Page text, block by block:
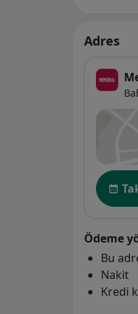
Adres
Ödeme
Bu
Nakit
Kredi